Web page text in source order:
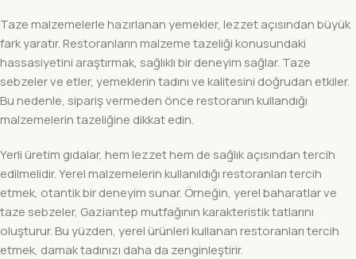
Taze malzemelerle hazırlanan yemekler, lezzet açısından büyük
fark yaratır. Restoranların malzeme tazeliği konusundaki
hassasiyetini araştırmak, sağlıklı bir deneyim sağlar. Taze
sebzeler ve etler, yemeklerin tadını ve kalitesini doğrudan etkiler.
Bu nedenle, sipariş vermeden önce restoranın kullandığı
malzemelerin tazeliğine dikkat edin.
Yerli üretim gıdalar, hem lezzet hem de sağlık açısından tercih
edilmelidir. Yerel malzemelerin kullanıldığı restoranları tercih
etmek, otantik bir deneyim sunar. Örneğin, yerel baharatlar ve
taze sebzeler, Gaziantep mutfağının karakteristik tatlarını
oluşturur. Bu yüzden, yerel ürünleri kullanan restoranları tercih
etmek, damak tadınızı daha da zenginleştirir.